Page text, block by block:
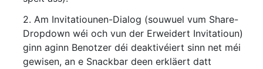
2. Am Invitatiounen-Dialog (souwuel vum Share-
Dropdown wéi och vun der Erweidert Invitatioun)
ginn aginn Benotzer déi deaktivéiert sinn net méi
gewisen, an e Snackbar deen erkläert datt